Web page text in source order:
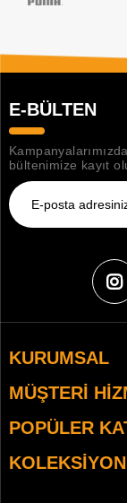
E-BÜLTEN
bültenimize kayıt
KURUMSAL
MÜŞTERI
POPÜLER